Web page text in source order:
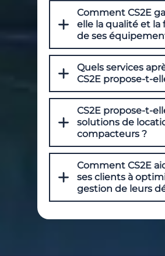
Comment CS2E
elle la qualité et la
de ses
Quels services
CS2E propose-t-
CS2E propose-t-
solutions de
compacteurs ?
Comment CS2E
ses clients à
gestion de leurs